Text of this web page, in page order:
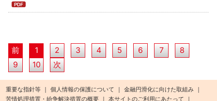
前 1 2 3 4 5 6 7
8
9
10 次
重要な指針等 個人情報の保護について
金融円滑化に向けた取組み
苦情処理措置・紛争解決措置の概要
本サイトのご利用にあたって